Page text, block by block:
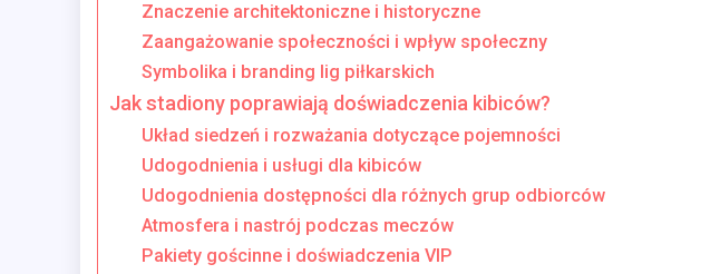
Znaczenie architektoniczne i historyczne
Zaangażowanie społeczności i wpływ społeczny
Symbolika i branding lig piłkarskich
Jak stadiony poprawiają doświadczenia kibiców?
Układ siedzeń i rozważania dotyczące pojemności
Udogodnienia i usługi dla kibiców
Udogodnienia dostępności dla różnych grup odbiorców
Atmosfera i nastrój podczas meczów
Pakiety gościnne i doświadczenia VIP